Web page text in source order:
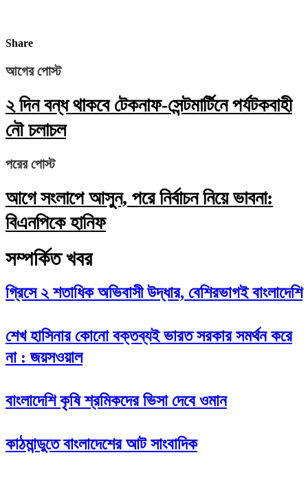
Share
আগের পোস্ট
২ দিন বন্ধ থাকবে টেকনাফ-সেন্টমার্টিনে পর্যটকবাহী
নৌ চলাচল
পরের পোস্ট
আগে সংলাপে আসুন, পরে নির্বাচন নিয়ে ভাবনা:
বিএনপিকে হানিফ
সম্পর্কিত খবর
গ্রিসে ২ শতাধিক অভিবাসী উদ্ধার, বেশিরভাগই বাংলাদেশি
‌শেখ হাসিনার কোনো বক্তব্যই ভারত সরকার সমর্থন করে
না : জয়সওয়াল
বাংলাদেশি কৃষি শ্রমিকদের ভিসা দেবে ওমান
কাঠমান্ডুতে বাংলাদেশের আট সাংবাদিক